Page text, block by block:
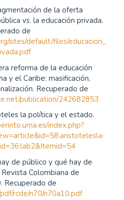
de la oferta
vs. la educación privada.
de
sites/default/files/educacion_
reforma de la educación
y el Caribe: masificación,
Recuperado de
publication/242682853
la política y el estado.
index.php?
de público y qué hay de
Colombiana de
Recuperado de
rcde/n70/n70a10.pdf